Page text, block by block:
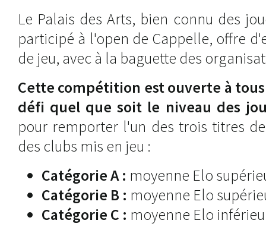
Le Palais des Arts, bien connu des
participé à l'open de Cappelle, offre
de jeu, avec à la baguette des
Cette compétition est ouverte à
défi quel que soit le niveau des
pour remporter l'un des trois titres
des clubs mis en jeu :
Catégorie A : moyenne Elo
Catégorie B : moyenne Elo
Catégorie C : moyenne Elo